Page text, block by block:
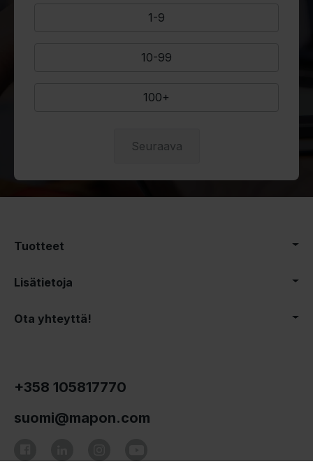
1-9
10-99
100+
Seuraava
Tuotteet
Lisätietoja
Ota yhteyttä!
+358 105817770
suomi@mapon.com